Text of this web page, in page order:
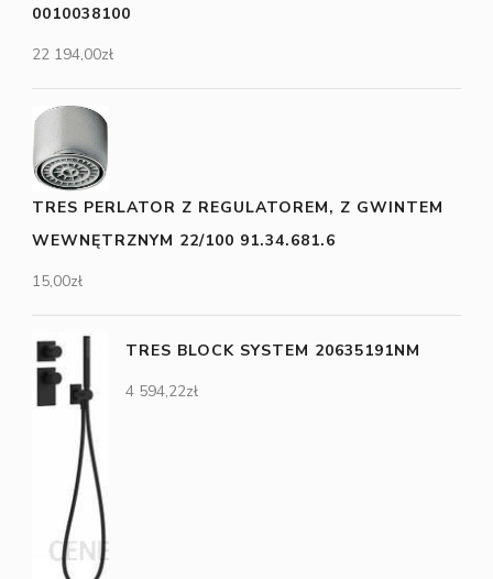
0010038100
22 194,00zł
TRES PERLATOR Z REGULATOREM, Z GWINTEM
WEWNĘTRZNYM 22/100 91.34.681.6
15,00zł
TRES BLOCK SYSTEM 20635191NM
4 594,22zł